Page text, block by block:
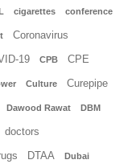
cigarettes conference
Coronavirus
19 CPB CPE
Culture Curepipe
Dawood Rawat DBM
doctors
DTAA Dubai